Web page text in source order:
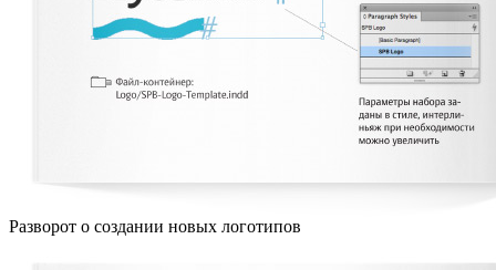
Разворот о создании новых логотипов